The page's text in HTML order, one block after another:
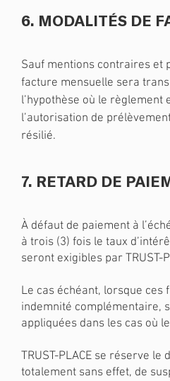
6. MODALITÉS DE
Sauf mentions contraires et
facture mensuelle sera
l’hypothèse où le
l’autorisation de
résilié.
7. RETARD DE
À défaut de paiement à
à trois (3) fois le taux
seront exigibles par TRUST-
Le cas échéant, lorsque ces
indemnité complémentaire,
appliquées dans les cas où
TRUST-PLACE se réserve
totalement sans effet, de